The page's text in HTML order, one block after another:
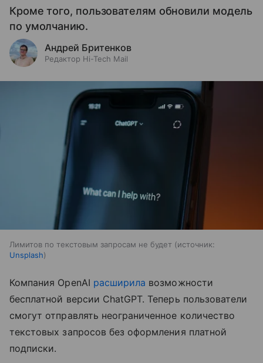
Кроме того, пользователям обновили модель
по умолчанию.
Андрей Бритенков
Редактор Hi-Tech Mail
Лимитов по текстовым запросам не будет
источник:
Unsplash
Компания OpenAI расширила возможности
бесплатной версии ChatGPT. Теперь пользователи
смогут отправлять неограниченное количество
текстовых запросов без оформления платной
подписки.